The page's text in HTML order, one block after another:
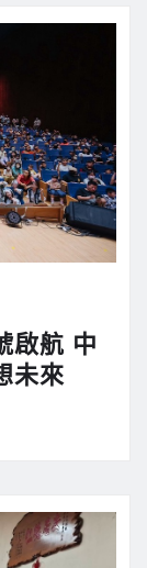
啟航 中
未來